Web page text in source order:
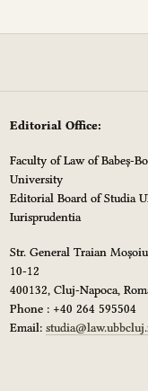
Editorial Office:
Faculty of Law of Babeș-
University
Editorial Board of Studia
Iurisprudentia
Str. General Traian
10-12
400132, Cluj-Napoca,
Phone : +40 264 595504
Email: